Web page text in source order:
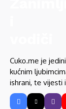
Cuko.me je
kućnim
ishrani, te vijesti